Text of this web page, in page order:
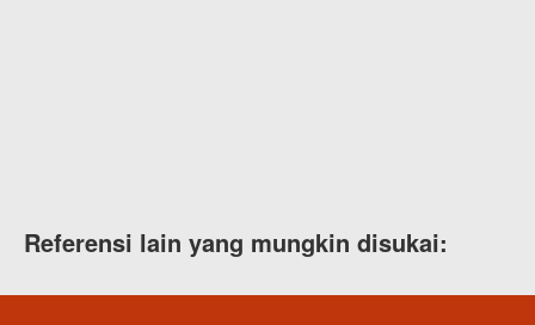
Referensi lain yang mungkin disukai: